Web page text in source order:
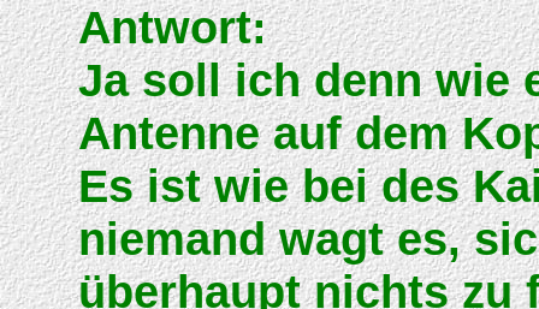
Antwort:
Ja soll ich denn wie
Antenne auf dem
Es ist wie bei des
niemand wagt es,
überhaupt nichts zu